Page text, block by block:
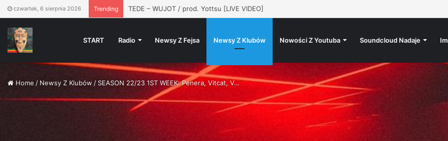
czwartek, 6 sierpnia 2026 Trending TEDE: XXENDNE MYLFFON | 20 lat ESENDE MYLFFON 5.12 @progresja
START Radio Newsy Z Fejsa Newsy Z Klubów Nowości Z Youtuba Soundcloud Nadaje
Home / Newsy Z Klubów / SEASON 22/23 1ST WEEK: Penera, Vitcat, V…